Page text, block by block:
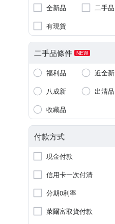
全新品
二手品
有現貨
二手品條件 NEW
福利品
近全新
八成新
出清品
收藏品
付款方式
現金付款
信用卡一次付清
分期0利率
萊爾富取貨付款